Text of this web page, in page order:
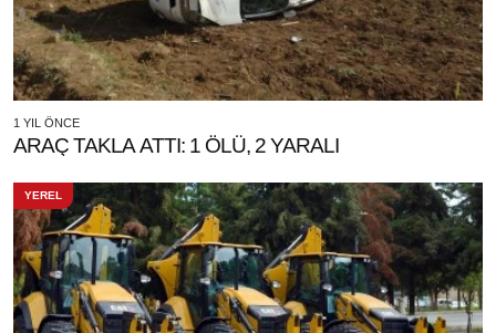
1 YIL ÖNCE
ARAÇ TAKLA ATTI: 1 ÖLÜ, 2 YARALI
YEREL